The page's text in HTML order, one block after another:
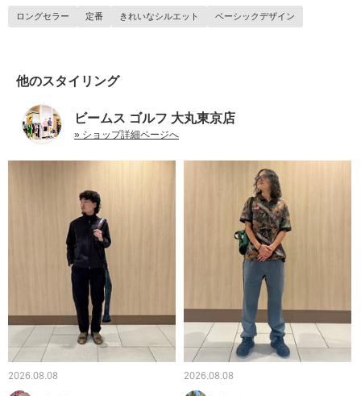
ロングセラー 定番 きれいなシルエット ベーシックデザイン
他のスタイリング
ビームス ゴルフ 大丸東京店
» ショップ詳細ページへ
2026.08.08 2026.08.08